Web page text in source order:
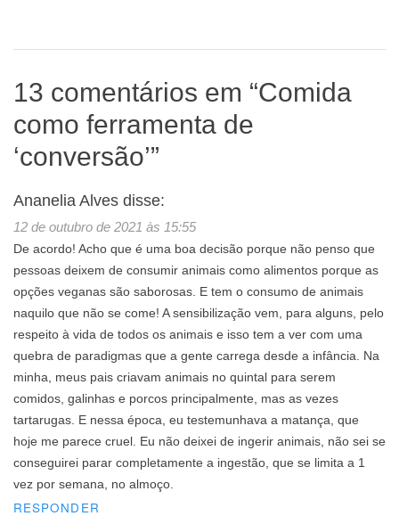
13 comentários em “Comida
como ferramenta de
‘conversão’”
Ananelia Alves disse:
12 de outubro de 2021 às 15:55
De acordo! Acho que é uma boa decisão porque não penso que
pessoas deixem de consumir animais como alimentos porque as
opções veganas são saborosas. E tem o consumo de animais
naquilo que não se come! A sensibilização vem, para alguns, pelo
respeito à vida de todos os animais e isso tem a ver com uma
quebra de paradigmas que a gente carrega desde a infância. Na
minha, meus pais criavam animais no quintal para serem
comidos, galinhas e porcos principalmente, mas as vezes
tartarugas. E nessa época, eu testemunhava a matança, que
hoje me parece cruel. Eu não deixei de ingerir animais, não sei se
conseguirei parar completamente a ingestão, que se limita a 1
vez por semana, no almoço.
RESPONDER